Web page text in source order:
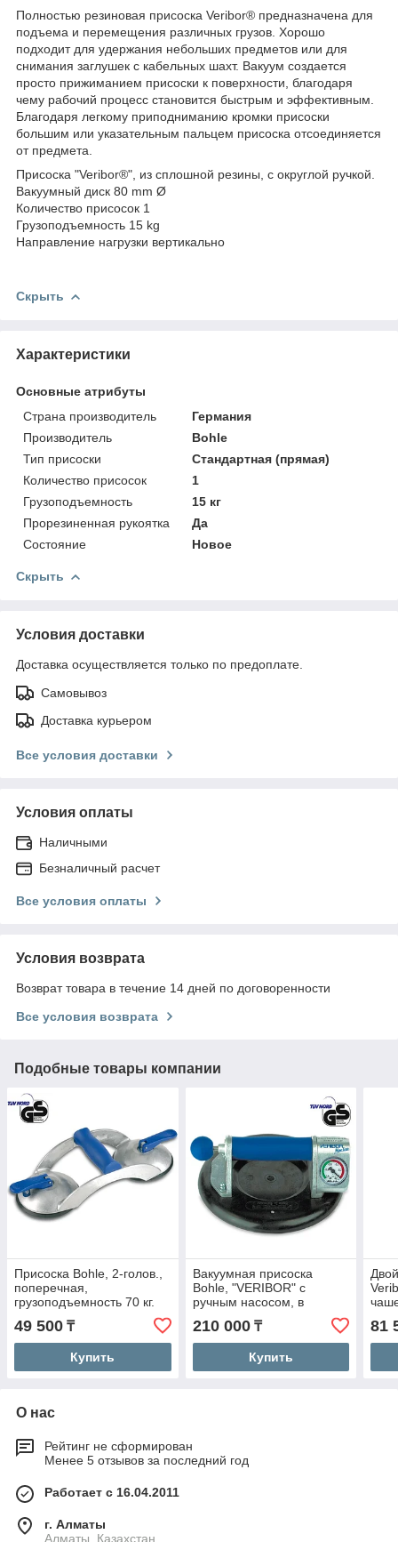
Полностью резиновая присоска Veribor® предназначена для
подъема и перемещения различных грузов. Хорошо
подходит для удержания небольших предметов или для
снимания заглушек с кабельных шахт. Вакуум создается
просто прижиманием присоски к поверхности, благодаря
чему рабочий процесс становится быстрым и эффективным.
Благодаря легкому приподниманию кромки присоски
большим или указательным пальцем присоска отсоединяется
от предмета.
Присоска "Veribor®", из сплошной резины, с округлой ручкой.
Вакуумный диск 80 mm Ø
Количество присосок 1
Грузоподъемность 15 kg
Направление нагрузки вертикально
Скрыть
Характеристики
Основные атрибуты
Страна производитель
Германия
Производитель
Bohle
Тип присоски
Стандартная (прямая)
Количество присосок
1
Грузоподъемность
15 кг
Прорезиненная рукоятка
Да
Состояние
Новое
Скрыть
Условия доставки
Доставка осуществляется только по предоплате.
Самовывоз
Доставка курьером
Все условия доставки
Условия оплаты
Наличными
Безналичный расчет
Все условия оплаты
Условия возврата
Возврат товара в течение 14 дней по договоренности
Все условия возврата
Подобные товары компании
Присоска Bohle, 2-голов.,
поперечная,
грузоподъемность 70 кг.
арт.ВО 602.0BL
49 500 ₸
Купить
Вакуумная присоска
Bohle, "VERIBOR" с
ручным насосом, в
210 000₸
Купить
81
О нас
Рейтинг не сформирован
Менее 5 отзывов за последний год
Работает с 16.04.2011
г. Алматы
Алматы, Казахстан